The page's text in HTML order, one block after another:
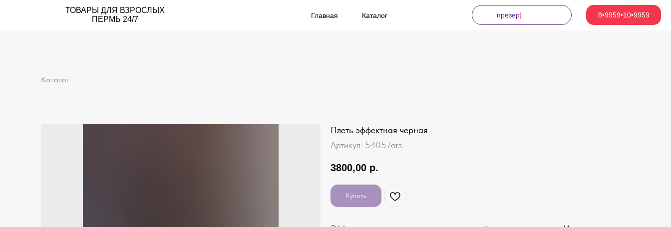
Каталог 8•9959•10•9959
ТОВАРЫ ДЛЯ ВЗРОСЛЫХ
ПЕРМЬ 24/7
презервативы
Главная
Каталог
Плеть эффектная черная
Артикул: 54057ars
3800,00 р.
Купить